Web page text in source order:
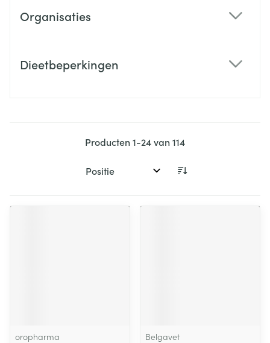
Organisaties
Dieetbeperkingen
Producten1-24van114
Sorteer op:
oropharma
Belgavet